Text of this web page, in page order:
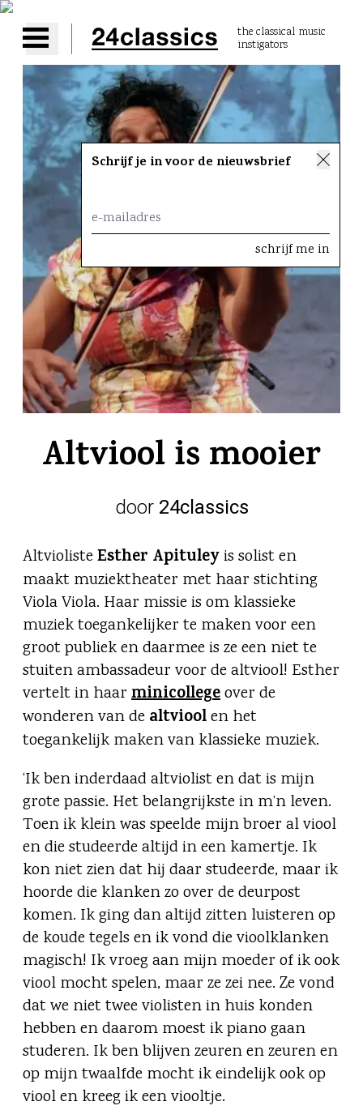
Open main menu
the classical music
instigators
Altviool is mooier
door 24classics
AltviolisteEsther Apituleyis solist en
maakt muziektheater met haar stichting
Viola Viola. Haar missie is om klassieke
muziek toegankelijker te maken voor een
groot publiek en daarmee is ze een niet te
stuiten ambassadeur voor de altviool! Esther
vertelt in haar minicollegeover de
wonderen van de altvioolen het
toegankelijk maken van klassieke muziek.
‘Ik ben inderdaad altviolist en dat is mijn
grote passie. Het belangrijkste in m’n leven.
Toen ik klein was speelde mijn broer al viool
en die studeerde altijd in een kamertje. Ik
kon niet zien dat hij daar studeerde, maar ik
hoorde die klanken zo over de deurpost
komen. Ik ging dan altijd zitten luisteren op
de koude tegels en ik vond die vioolklanken
magisch! Ik vroeg aan mijn moeder of ik ook
viool mocht spelen, maar ze zei nee. Ze vond
dat we niet twee violisten in huis konden
hebben en daarom moest ik piano gaan
studeren. Ik ben blijven zeuren en zeuren en
op mijn twaalfde mocht ik eindelijk ook op
viool en kreeg ik een viooltje.
Schrijf je in voor de nieuwsbrief